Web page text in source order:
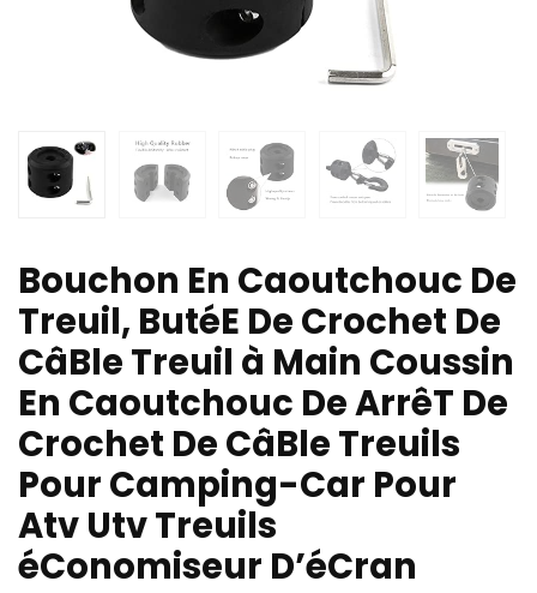
Bouchon En Caoutchouc De
Treuil, ButéE De Crochet De
CâBle Treuil à Main Coussin
En Caoutchouc De ArrêT De
Crochet De CâBle Treuils
Pour Camping-Car Pour
Atv Utv Treuils
éConomiseur D’éCran